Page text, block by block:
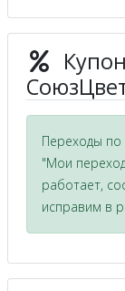
Переходы по
"Мои
работает,
исправим в